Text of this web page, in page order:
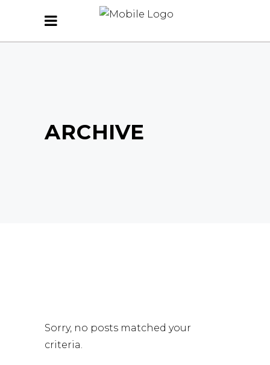
ARCHIVE
Sorry, no posts matched your
criteria.